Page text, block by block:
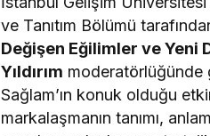
ve Tanıtım Bölümü
Değişen Eğilimler ve Yeni
Yıldırım moderatörlüğünde
Sağlam’ın konuk olduğu
markalaşmanın tanımı,